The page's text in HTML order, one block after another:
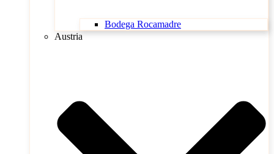
Bodega Rocamadre
Austria